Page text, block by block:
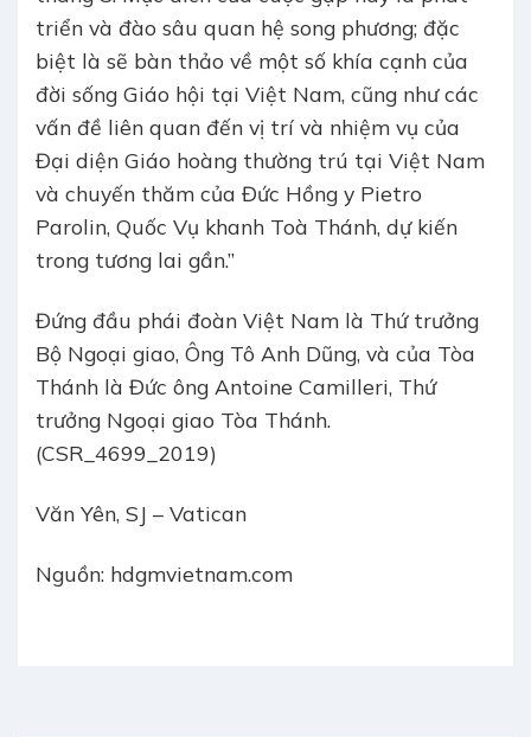
triển và đào sâu quan hệ song phương; đặc
biệt là sẽ bàn thảo về một số khía cạnh của
đời sống Giáo hội tại Việt Nam, cũng như các
vấn đề liên quan đến vị trí và nhiệm vụ của
Đại diện Giáo hoàng thường trú tại Việt Nam
và chuyến thăm của Đức Hồng y Pietro
Parolin, Quốc Vụ khanh Toà Thánh, dự kiến
trong tương lai gần.”
Đứng đầu phái đoàn Việt Nam là Thứ trưởng
Bộ Ngoại giao, Ông Tô Anh Dũng, và của Tòa
Thánh là Đức ông Antoine Camilleri, Thứ
trưởng Ngoại giao Tòa Thánh.
(CSR_4699_2019)
Văn Yên, SJ – Vatican
Nguồn: hdgmvietnam.com